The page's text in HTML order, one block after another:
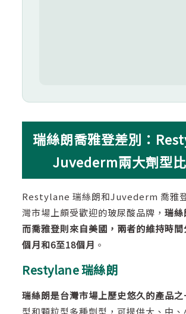
瑞絲朗喬雅登差別：
Juvederm兩大劑型
Restylane 瑞絲朗和Juvederm 喬雅
灣市場上頗受歡迎的玻尿酸品牌，瑞絲
而喬雅登則來自美國，兩者的維持時
個月和6至18個月 。
Restylane 瑞絲朗
瑞絲朗是台灣市場上歷史悠久的產品之
型和顆粒型多種劑型，可提供大、中